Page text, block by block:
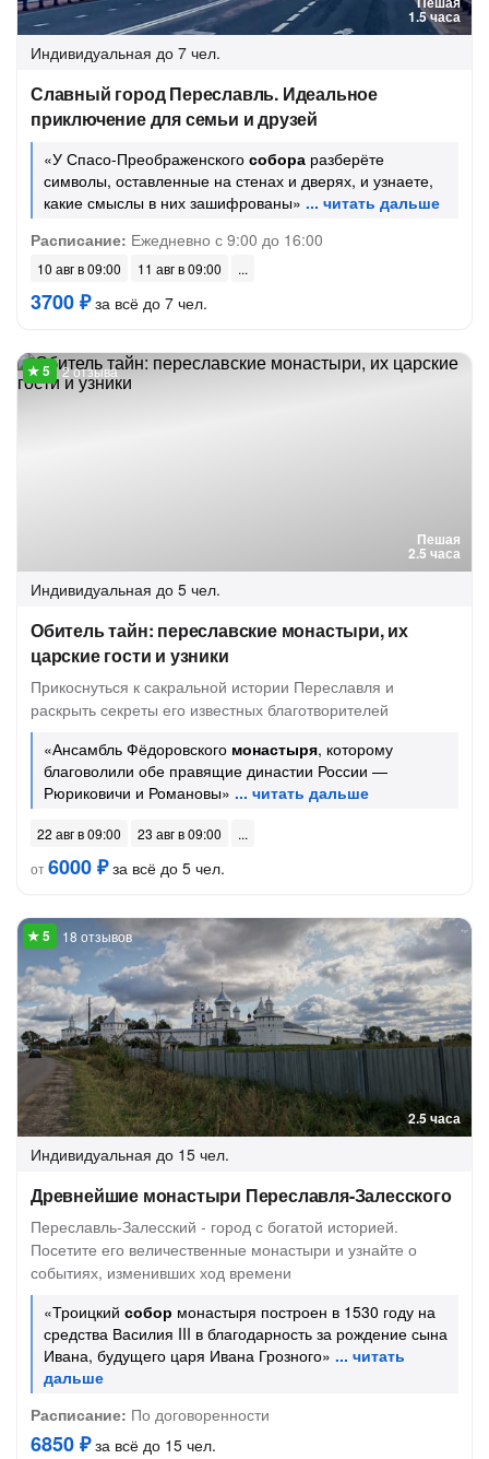
1.5 часа
Индивидуальная до 7 чел.
Славный город Переславль. Идеальное
приключение для семьи и друзей
«У Спасо-Преображенского собора разберёте
символы, оставленные на стенах и дверях, и узнаете,
какие смыслы в них зашифрованы»
Расписание: Ежедневно с 9:00 до 16:00
10 авг в 09:00 11 авг в 09:00
3700 ₽за всё до 7 чел.
Пешая
2.5 часа
2 отзыва
Индивидуальная до 5 чел.
Обитель тайн: переславские монастыри, их
царские гости и узники
Прикоснуться к сакральной истории Переславля и
раскрыть секреты его известных благотворителей
«Ансамбль Фёдоровского монастыря, которому
благоволили обе правящие династии России —
Рюриковичи и Романовы»
22 авг в 09:00
23 авг в 09:00
от6000 ₽за всё до 5 чел.
2.5 часа
18 отзывов
Индивидуальная до 15 чел.
Древнейшие монастыри Переславля-Залесского
Переславль-Залесский - город с богатой историей.
Посетите его величественные монастыри и узнайте о
событиях, изменивших ход времени
«Троицкий собор монастыря построен в 1530 году на
средства Василия III в благодарность за рождение сына
Ивана, будущего царя Ивана Грозного»
Расписание: По договоренности
6850 ₽за всё до 15 чел.